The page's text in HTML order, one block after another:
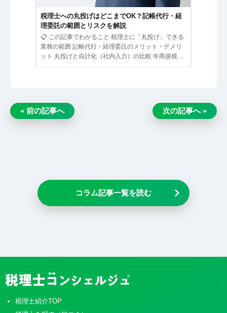
税理士への丸投げはどこまでOK？記帳代行・経
理委託の範囲とリスクを解説
📋 この記事でわかること 税理士に「丸投げ」できる
業務の範囲 記帳代行・経理委託のメリット・デメリ
ット 丸投げと自計化（社内入力）の比較 年商規模別
« 前の記事へ 次の記事へ »
コラム記事一覧を読む
税理士紹介TOP